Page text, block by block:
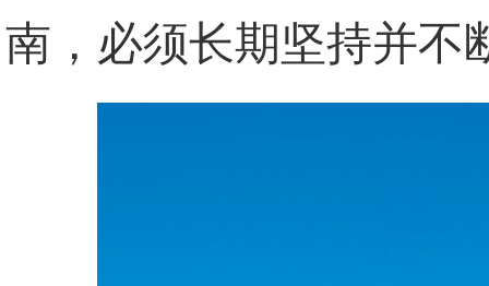
南，必须长期坚持并不